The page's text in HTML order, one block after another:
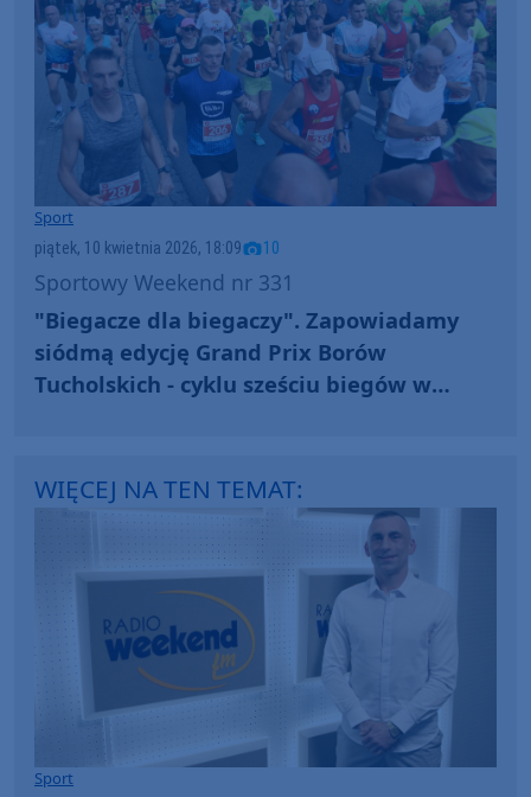
Sport
piątek, 10 kwietnia 2026, 18:09 10
Sportowy Weekend nr 331
"Biegacze dla biegaczy". Zapowiadamy
siódmą edycję Grand Prix Borów
Tucholskich - cyklu sześciu biegów w
WIĘCEJ NA TEN TEMAT:
Sport